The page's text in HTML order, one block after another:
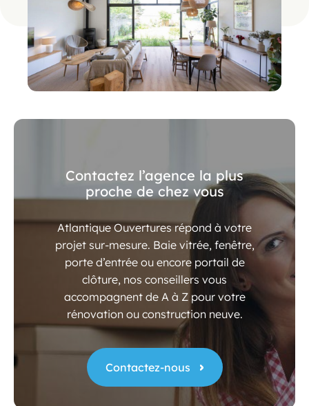
Contactez l’agence la plus
proche de chez vous
Atlantique Ouvertures répond à votre
projet sur-mesure. Baie vitrée, fenêtre,
porte d’entrée ou encore portail de
clôture, nos conseillers vous
accompagnent de A à Z pour votre
rénovation ou construction neuve.
Contactez-nous